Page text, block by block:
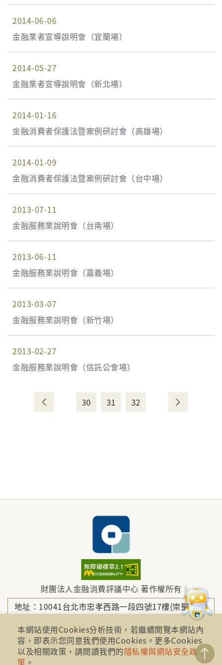
2014-06-06
金融業者宣導說明會（宜蘭場）
2014-05-27
金融業者宣導說明會（新北場）
2014-01-16
金融消費者保護法暨案例研討會（高雄場）
2014-01-09
金融消費者保護法暨案例研討會（台中場）
2013-07-11
金融服務業說明會（台南場）
2013-06-11
金融服務業說明會（嘉義場）
2013-03-07
金融服務業說明會（新竹場）
2013-02-27
金融服務業說明會（信託公會場）
30 31 32
財團法人金融消費評議中心 著作權所有
地址：10041台北市忠孝西路一段四號17樓(崇聖大樓)
電話：886-2-2316-1288
本網站使用Cookies分析技術，若繼續閱覽本網站內
容，即表示您同意我們使用Cookies。更多Cookies
以及相關政策，請閱讀我們的隱私權與網站安全政
策 。